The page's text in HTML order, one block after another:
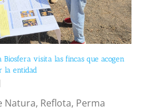
Biosfera visita las fincas que acogen
la entidad
Natura, Reflota, Perma